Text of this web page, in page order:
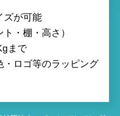
ズが可能
ト・棚・高さ）
まで
・ロゴ等のラッピング